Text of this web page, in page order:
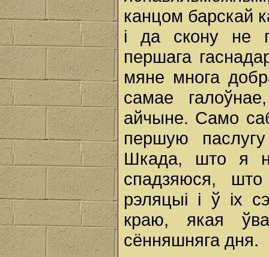
канцом барскай
i да скону не
першага
мяне многа
самае
айчыне. Само
першую
Шкада, што я
спадзяюся,
рэляцыі i ў ix
краю, якая
сённяшняга дня.